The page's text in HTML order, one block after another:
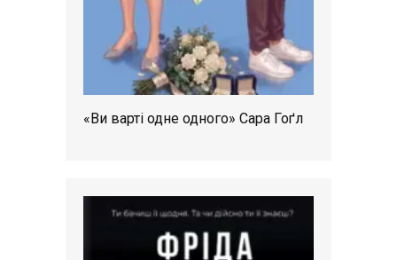
«Ви варті одне одного» Сара Гоґл